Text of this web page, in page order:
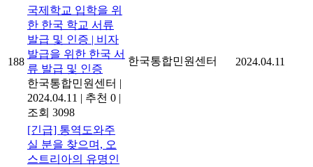
188
국제학교 입학을 위
한 한국 학교 서류
발급 및 인증 | 비자
발급을 위한 한국 서
류 발급 및 인증
한국통합민원센터 |
2024.04.11 | 추천 0 |
조회 3098
한국통합민원센터 2024.04.11
[긴급] 통역도와주
실 분을 찾으며, 오
스트리아의 유명인